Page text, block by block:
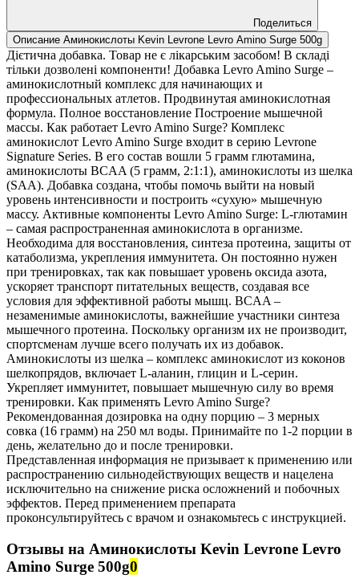
Поделиться
Описание Аминокислоты Kevin Levrone Levro Amino Surge 500g
Дієтична добавка. Товар не є лікарським засобом! В складі
тільки дозволені компоненти! Добавка Levro Amino Surge –
аминокислотный комплекс для начинающих и
профессиональных атлетов. Продвинутая аминокислотная
формула. Полное восстановление Построение мышечной
массы. Как работает Levro Amino Surge? Комплекс
аминокислот Levro Amino Surge входит в серию Levrone
Signature Series. В его состав вошли 5 грамм глютамина,
аминокислоты BCAA (5 грамм, 2:1:1), аминокислоты из шелка
(SAA). Добавка создана, чтобы помочь выйти на новый
уровень интенсивности и построить «сухую» мышечную
массу. Активные компоненты Levro Amino Surge: L-глютамин
– самая распространенная аминокислота в организме.
Необходима для восстановления, синтеза протеина, защиты от
катаболизма, укрепления иммунитета. Он постоянно нужен
при тренировках, так как повышает уровень оксида азота,
ускоряет транспорт питательных веществ, создавая все
условия для эффективной работы мышц. BCAA –
незаменимые аминокислоты, важнейшие участники синтеза
мышечного протеина. Поскольку организм их не производит,
спортсменам лучше всего получать их из добавок.
Аминокислоты из шелка – комплекс аминокислот из коконов
шелкопрядов, включает L-аланин, глицин и L-серин.
Укрепляет иммунитет, повышает мышечную силу во время
тренировки. Как применять Levro Amino Surge?
Рекомендованная дозировка на одну порцию – 3 мерных
совка (16 грамм) на 250 мл воды. Принимайте по 1-2 порции в
день, желательно до и после тренировки.
Представленная информация не призывает к применению или
распространению сильнодействующих веществ и нацелена
исключительно на снижение риска осложнений и побочных
эффектов. Перед применением препарата
проконсультируйтесь с врачом и ознакомьтесь с инструкцией.
Отзывы на Аминокислоты Kevin Levrone Levro
Amino Surge 500g0